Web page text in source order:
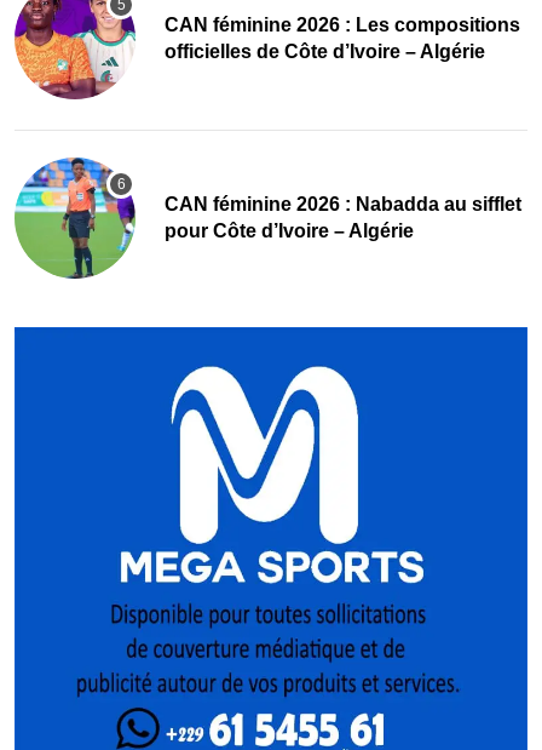
‎CAN féminine 2026 : Les compositions
officielles de Côte d’Ivoire – Algérie
‎CAN féminine 2026 : Nabadda au sifflet
pour Côte d’Ivoire – Algérie